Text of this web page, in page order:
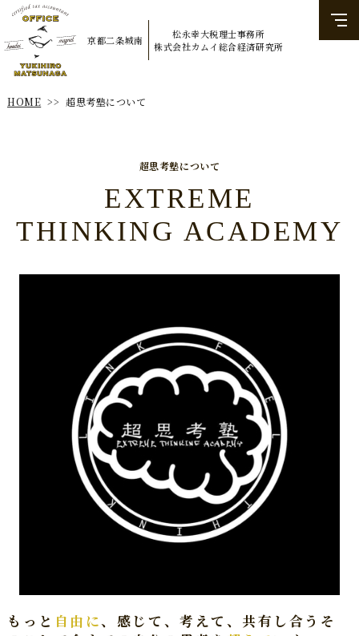
京都二条城南 松永幸大税理士事務所
​​​​​​​株式会社カムイ総合経済研究所
HOME >> 超思考塾について
超思考塾について
EXTREME
THINKING ACADEMY
もっと 自由に、感じて、考えて、共有し合う そ